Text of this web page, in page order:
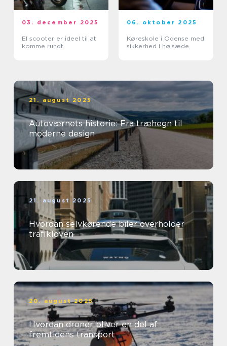
03. december 2025
El scooter er ideel til at
komme rundt
06. oktober 2025
Køreskole i Odense med
sikkerhed i højsæde
21. august 2025
Autoværnets historie: Fra træhegn til
moderne design
21. august 2025
Hvordan selvkørende biler overholder
trafikloven
20. august 2025
Hvordan droner bliver en del af
fremtidens transport